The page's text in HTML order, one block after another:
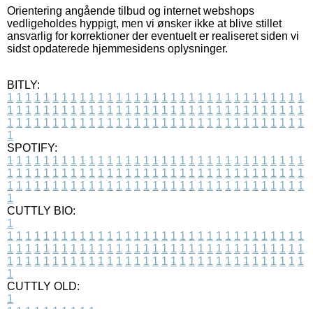
Orientering angående tilbud og internet webshops
vedligeholdes hyppigt, men vi ønsker ikke at blive stillet
ansvarlig for korrektioner der eventuelt er realiseret siden vi
sidst opdaterede hjemmesidens oplysninger.
BITLY:
1 1 1 1 1 1 1 1 1 1 1 1 1 1 1 1 1 1 1 1 1 1 1 1 1 1 1 1 1 1 1 1 1
1 1 1 1 1 1 1 1 1 1 1 1 1 1 1 1 1 1 1 1 1 1 1 1 1 1 1 1 1 1 1 1 1
1 1 1 1 1 1 1 1 1 1 1 1 1 1 1 1 1 1 1 1 1 1 1 1 1 1 1 1 1 1 1 1 1
1
SPOTIFY:
1 1 1 1 1 1 1 1 1 1 1 1 1 1 1 1 1 1 1 1 1 1 1 1 1 1 1 1 1 1 1 1 1
1 1 1 1 1 1 1 1 1 1 1 1 1 1 1 1 1 1 1 1 1 1 1 1 1 1 1 1 1 1 1 1 1
1 1 1 1 1 1 1 1 1 1 1 1 1 1 1 1 1 1 1 1 1 1 1 1 1 1 1 1 1 1 1 1 1
1
CUTTLY BIO:
1
1 1 1 1 1 1 1 1 1 1 1 1 1 1 1 1 1 1 1 1 1 1 1 1 1 1 1 1 1 1 1 1 1
1 1 1 1 1 1 1 1 1 1 1 1 1 1 1 1 1 1 1 1 1 1 1 1 1 1 1 1 1 1 1 1 1
1 1 1 1 1 1 1 1 1 1 1 1 1 1 1 1 1 1 1 1 1 1 1 1 1 1 1 1 1 1 1 1 1
1
CUTTLY OLD:
1